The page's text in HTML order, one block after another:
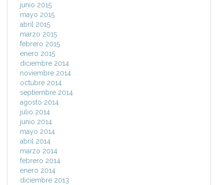
junio 2015
mayo 2015
abril 2015
marzo 2015
febrero 2015
enero 2015
diciembre 2014
noviembre 2014
octubre 2014
septiembre 2014
agosto 2014
julio 2014
junio 2014
mayo 2014
abril 2014
marzo 2014
febrero 2014
enero 2014
diciembre 2013